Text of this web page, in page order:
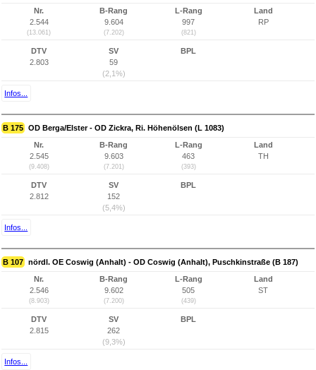
Nr.
2.544
(13.061)
B-Rang
9.604
(7.202)
L-Rang
997
(821)
Land
RP
DTV
2.803
SV
59
(2,1%)
BPL
Infos...
B 175 OD Berga/Elster - OD Zickra, Ri. Höhenölsen (L 1083)
Nr.
2.545
(9.408)
B-Rang
9.603
(7.201)
L-Rang
463
(393)
Land
TH
DTV
2.812
SV
152
(5,4%)
BPL
Infos...
B 107 nördl. OE Coswig (Anhalt) - OD Coswig (Anhalt), Puschkinstraße (B 187)
Nr.
2.546
(8.903)
B-Rang
9.602
(7.200)
L-Rang
505
(439)
Land
ST
DTV
2.815
SV
262
(9,3%)
BPL
Infos...